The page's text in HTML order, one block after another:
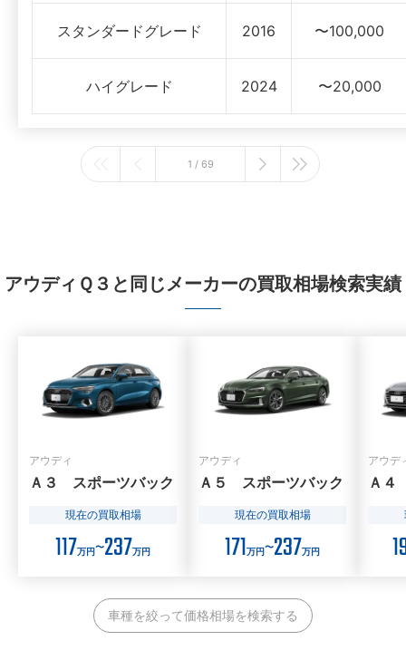
スタンダードグレード 2016 〜100,000
ハイグレード 2024 〜20,000
1 / 69
アウディＱ３と同じメーカーの買取相場検索実績
アウディ
Ａ３ スポーツバック
現在の買取相場
117万円〜237万円
アウディ
Ａ５ スポーツバック
現在の買取相場
171万円〜237万円
アウデ
Ａ４
車種を絞って価格相場を検索する